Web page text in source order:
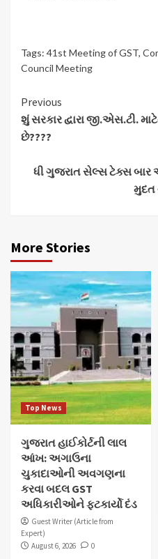
Tags: 41st Meeting of GST,
Council Meeting
Continue
Reading
Previous
શું સરકાર દ્વારા જી.એસ.ટી.
છે????
ધી ગુજરાત સેલ્સ ટેક્સ બાર
મુદત
More Stories
Top News
ગુજરાત હાઈકોર્ટની લાલ
આંખ: અગાઉના
ચુકાદાઓની અવગણના
કરવા બદલ GST
અધિકારીઓને ફટકાર્યો દંડ
Guest Writer (Article from
Expert)
August 6, 2026
0